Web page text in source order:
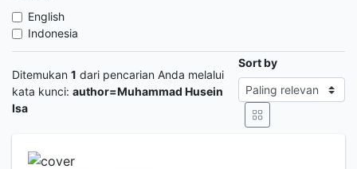
English
Indonesia
Ditemukan 1 dari pencarian Anda melalui
kata kunci: author=Muhammad Husein
Isa
Sort by